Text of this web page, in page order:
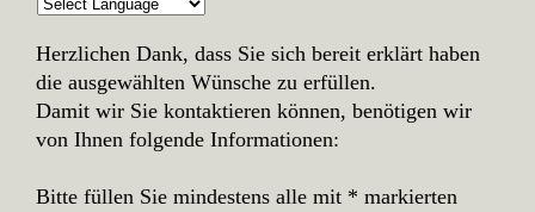
Herzlichen Dank, dass Sie sich bereit erklärt haben
die ausgewählten Wünsche zu erfüllen.
Damit wir Sie kontaktieren können, benötigen wir
von Ihnen folgende Informationen:
Bitte füllen Sie mindestens alle mit * markierten